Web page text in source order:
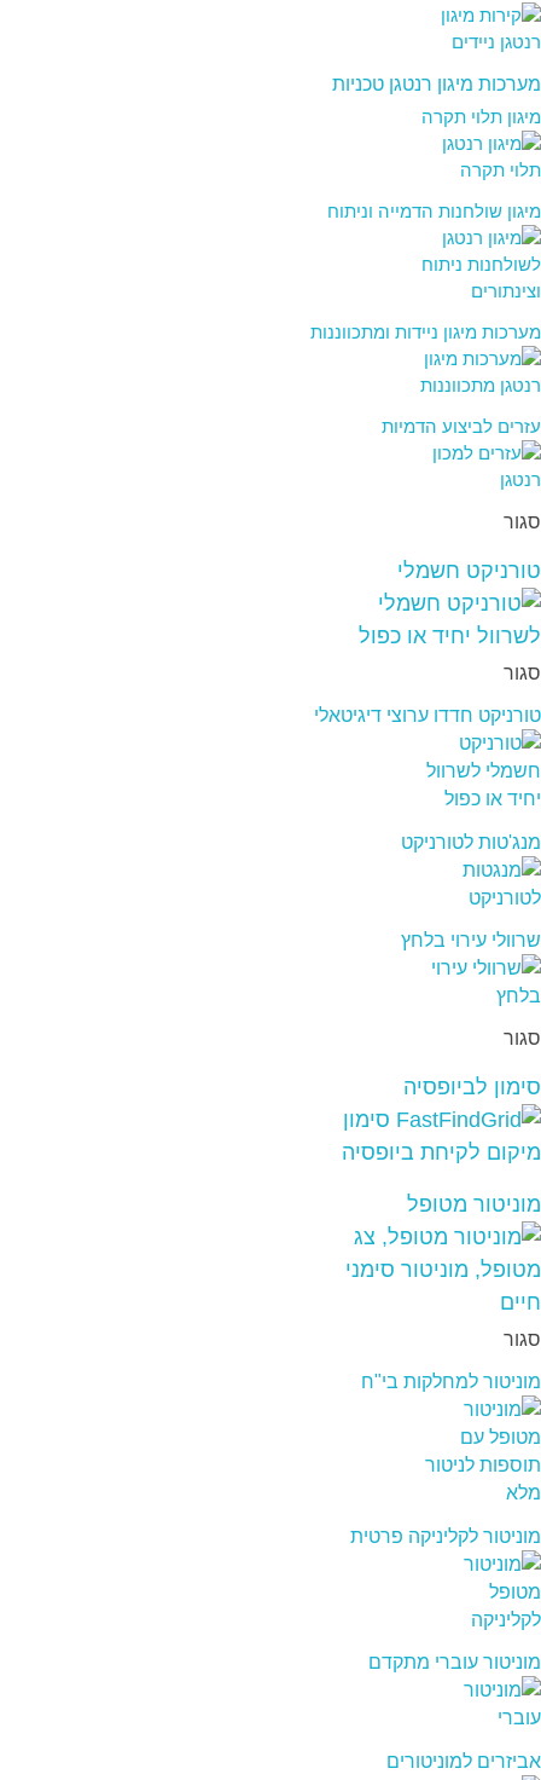
מערכות מיגון רנטגן טכניות
מיגון תלוי תקרה
מיגון שולחנות הדמייה וניתוח
מערכות מיגון ניידות ומתכווננות
עזרים לביצוע הדמיות
סגור
טורניקט חשמלי
סגור
טורניקט חדדו ערוצי דיגיטאלי
מנג'טות לטורניקט
שרוולי עירוי בלחץ
סגור
סימון לביופסיה
מוניטור מטופל
סגור
מוניטור למחלקות בי"ח
מוניטור לקליניקה פרטית
מוניטור עוברי מתקדם
אביזרים למוניטורים